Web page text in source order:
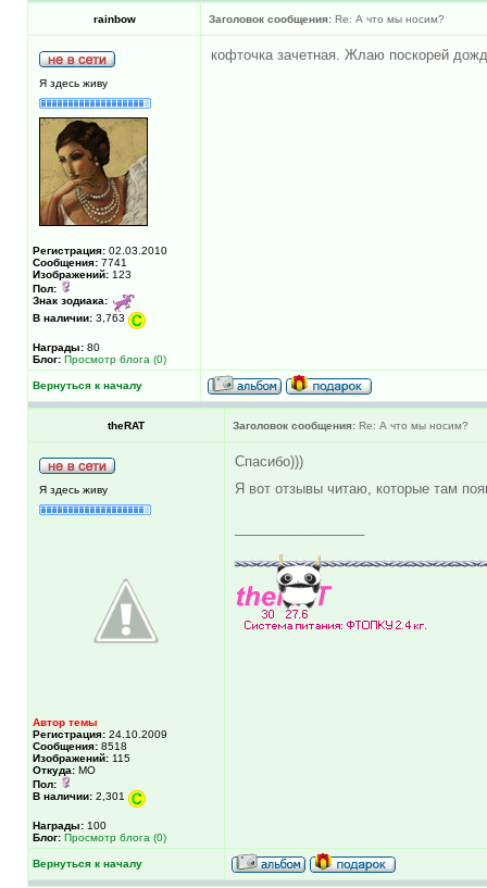
rainbow Заголовок сообщения: Re: А что мы носим?
Я здесь живу
Регистрация: 02.03.2010
Сообщения: 7741
Изображений: 123
Пол:
Знак зодиака:
В наличии: 3,763
Награды: 80
Блог: Просмотр блога (0)
кофточка зачетная. Жлаю поскорей
Вернуться к началу
theRAT Заголовок сообщения: Re: А что мы носим?
Я здесь живу
Автор темы
Регистрация: 24.10.2009
Сообщения: 8518
Изображений: 115
Откуда: МО
Пол:
В наличии: 2,301
Награды: 100
Блог: Просмотр блога (0)
Спасибо)))
Я вот отзывы читаю, которые там
Вернуться к началу